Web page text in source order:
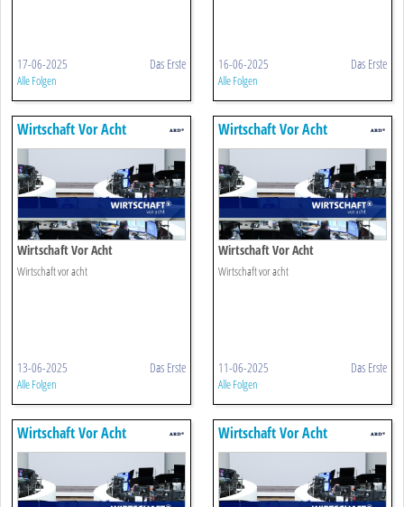
17-06-2025 Das Erste
Alle Folgen
16-06-2025 Das Erste
Alle Folgen
Wirtschaft Vor Acht
Wirtschaft Vor Acht
Wirtschaft vor acht
13-06-2025 Das Erste
Alle Folgen
Wirtschaft Vor Acht
Wirtschaft Vor Acht
Wirtschaft vor acht
11-06-2025 Das Erste
Alle Folgen
Wirtschaft Vor Acht Wirtschaft Vor Acht